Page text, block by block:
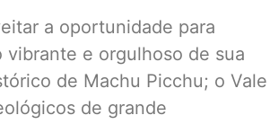
a oportunidade para
e orgulhoso de sua
de Machu Picchu; o Vale
de grande